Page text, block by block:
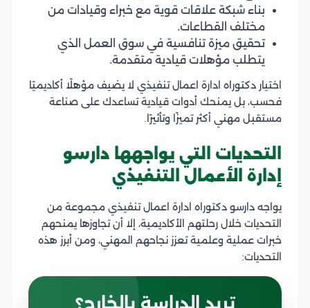
بناء شبكة علاقات قوية مع خبراء وقيادات من
مختلف القطاعات.
تحقيق ميزة تنافسية في سوق العمل الذي
يتطلب مؤهلات قيادية متقدمة.
اختيار دكتوراه ادارة اعمال تنفيذي لا يضيف مؤهلًا أكاديميًا
فحسب، بل يمنحك أدوات قيادية تساعدك على صناعة
مستقبل مهني أكثر تميزًا وتأثيرًا.
التحديات التي يواجهها دارسو
إدارة الأعمال التنفيذي
يواجه دارسو دكتوراه ادارة اعمال تنفيذي مجموعة من
التحديات خلال رحلتهم الأكاديمية، إلا أن تجاوزها يمنحهم
خبرات عملية وعلمية تعزز نجاحهم المهني، ومن أبرز هذه
التحديات:
تريد الدراسة بالخارج؟